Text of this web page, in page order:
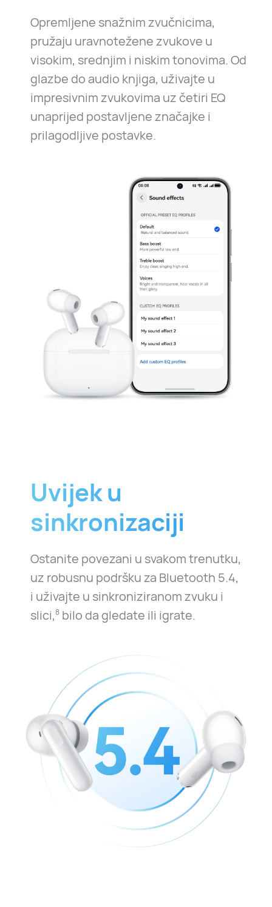
Opremljene snažnim zvučnicima,
pružaju uravnotežene zvukove u
visokim, srednjim i niskim tonovima. Od
glazbe do audio knjiga, uživajte u
impresivnim zvukovima uz četiri EQ
unaprijed postavljene značajke i
prilagodljive postavke.
Uvijek u
sinkronizaciji
Ostanite povezani u svakom trenutku,
uz robusnu podršku za Bluetooth 5.4,
i uživajte u sinkroniziranom zvuku i
slici,8 bilo da gledate ili igrate.